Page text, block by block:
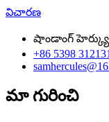
విచారణ
షాండాంగ్
+86 5398 312131
మా గురించి